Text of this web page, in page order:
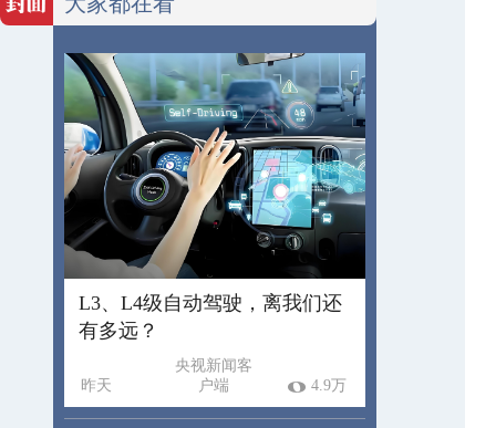
L3、L4级自动驾驶，离我们还
有多远？
昨天
央视新闻客
户端
4.9万